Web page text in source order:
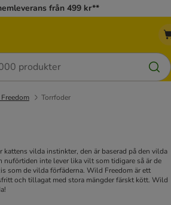
från 499 kr**
Torrfoder
kattens vilda instinkter, den är baserad på den vilda
nuförtiden inte lever lika vilt som tidigare så är de
som de vilda förfäderna. Wild Freedom är ett
och tillagat med stora mängder färskt kött. Wild